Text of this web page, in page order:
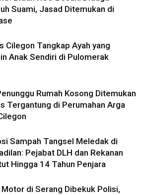
Suami, Jasad Ditemukan di
Cilegon Tangkap Ayah yang
Anak Sendiri di Pulomerak
Rumah Kosong Ditemukan
Tergantung di Perumahan Arga
Sampah Tangsel Meledak di
Pejabat DLH dan Rekanan
Hingga 14 Tahun Penjara
Motor di Serang Dibekuk Polisi,